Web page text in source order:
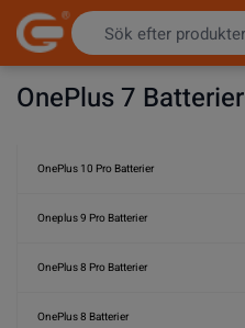
Hoppa till innehållet
OnePlus 7 Batterier
OnePlus 10 Pro Batterier
Oneplus 9 Pro Batterier
OnePlus 8 Pro Batterier
OnePlus 8 Batterier